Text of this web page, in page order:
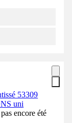
53309
uni
encore été